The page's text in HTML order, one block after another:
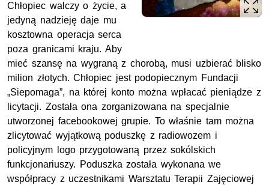
Chłopiec walczy o życie, a
jedyną nadzieję daje mu
kosztowna operacja serca
poza granicami kraju. Aby
mieć szansę na wygraną z chorobą, musi uzbierać blisko
milion złotych. Chłopiec jest podopiecznym Fundacji
„Siepomaga”, na której konto można wpłacać pieniądze z
licytacji. Została ona zorganizowana na specjalnie
utworzonej facebookowej grupie. To właśnie tam można
zlicytować wyjątkową poduszkę z radiowozem i
policyjnym logo przygotowaną przez sokólskich
funkcjonariuszy. Poduszka została wykonana we
współpracy z uczestnikami Warsztatu Terapii Zajęciowej